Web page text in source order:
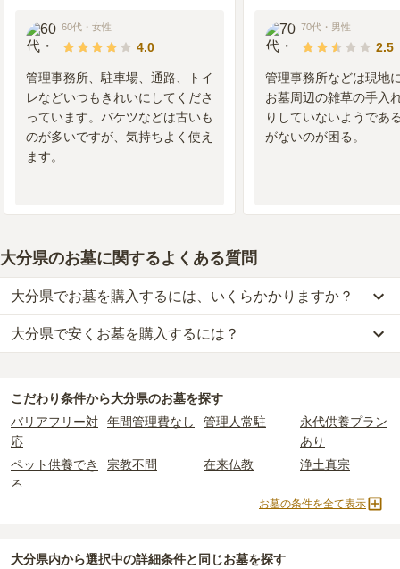
60代 ・ 女性
4.0
管理事務所、駐車場、通路、トイ
レなどいつもきれいにしてくださ
っています。バケツなどは古いも
のが多いですが、気持ちよく使え
ます。
70代 ・ 男性
2.5
管理事務所などは現地
お墓周辺の雑草の手入
りしていないようであ
がないのが困る。
大分県のお墓に関するよくある質問
大分県でお墓を購入するには、いくらかかりますか？
大分県での購入費用の目安は、一般墓が約276万円、樹木葬が約49
万円、納骨堂が約122万円、永代供養墓が約36万円です。
2つが主な費用となります。
の一般墓の永代使用料の平均は31万円 で、墓石代は 大分県の
平均
です。いずれも区画の広さや墓石の大きさ・素材に
樹木葬・納骨堂・永代供養墓は、基本的に墓石代がかからず、永代
・
開眼法要の費用 ：お墓を新しく建てた際に行う儀式のための費
大分県で安くお墓を購入するには？
(墓石代別)からお求めいただけます。
する「合祀墓（ごうしぼ）」と呼ばれるタイプです。個別のお墓に
比べて省スペースで管理の手間がかからないため、費用が安く設定
されています。
価格の目安は、1名あたり5万円〜30万円程度です。
お墓を探すのがおすすめです。
こだわり条件から大分県のお墓を探す
バリアフリー対
応
年間管理費なし 管理人常駐
永代供養プラン
あり
ペット供養でき
る
宗教不問 在来仏教 浄土真宗
創価学会
民営霊園
寺院墓地 1人用区画あり
お墓の条件を全て表示
大分県内から選択中の詳細条件と同じお墓を探す